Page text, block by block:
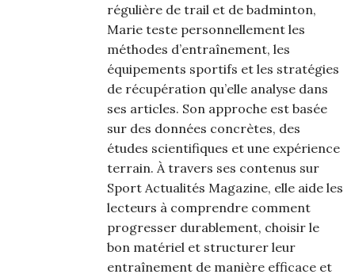
régulière de trail et de badminton,
Marie teste personnellement les
méthodes d’entraînement, les
équipements sportifs et les stratégies
de récupération qu’elle analyse dans
ses articles. Son approche est basée
sur des données concrètes, des
études scientifiques et une expérience
terrain. À travers ses contenus sur
Sport Actualités Magazine, elle aide les
lecteurs à comprendre comment
progresser durablement, choisir le
bon matériel et structurer leur
entraînement de manière efficace et